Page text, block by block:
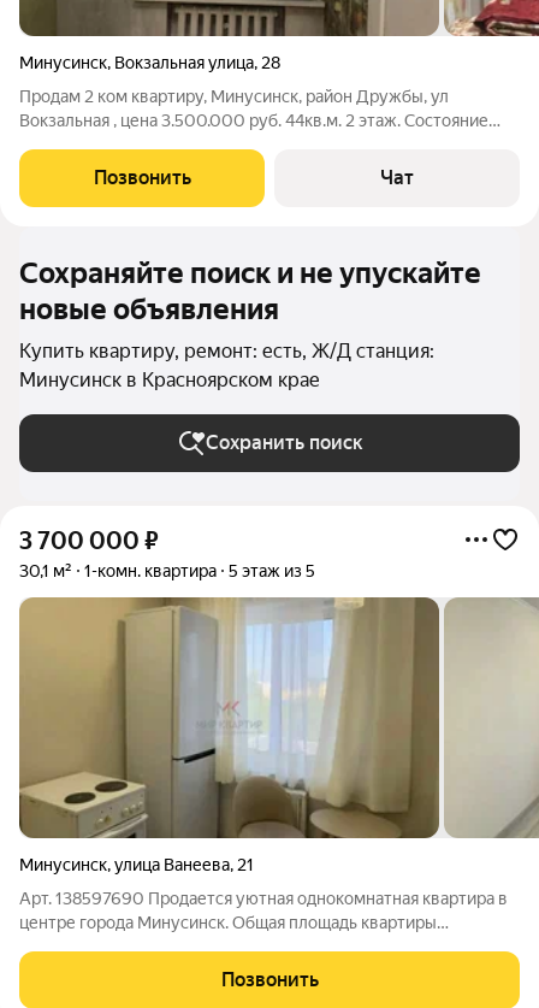
Минусинск, Вокзальная улица, 28
Продам 2 ком квартиру, Минусинск, район Дружбы, ул
Вокзальная , цена 3.500.000 руб. 44кв.м. 2 этаж. Состояние
Позвонить Чат
Сохраняйте поиск и не упускайте
новые объявления
Купить квартиру, ремонт: есть, Ж/Д станция:
Минусинск в Красноярском крае
Сохранить поиск
3 700 000 ₽
30,1 м² 1-комн. квартира 5 этаж из 5
Минусинск,улица Ванеева, 21
Арт. 138597690 Продается уютная однокомнатная квартира в
центре города Минусинск. Общая площадь квартиры
проживания. Расположена на 5 этаже 5-этажного монолитного
дома, построенного в 1980
Позвонить